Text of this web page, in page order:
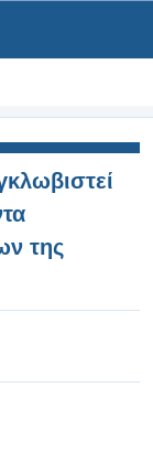
της